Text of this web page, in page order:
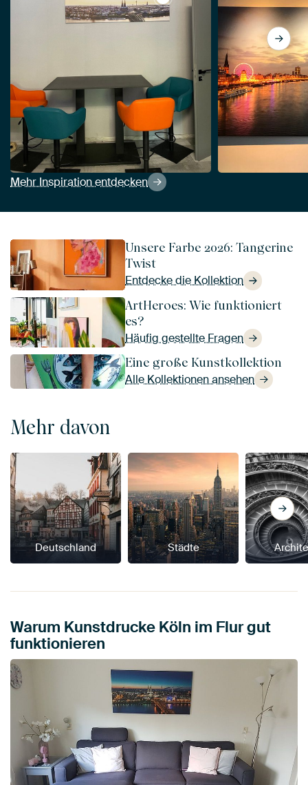
Mehr Inspiration entdecken
View Kölns Skyline an einem
Unsere Farbe 2026: Tangerine
Twist
Entdecke die Kollektion
ArtHeroes: Wie funktioniert
es?
Häufig gestellte Fragen
Eine große Kunstkollektion
Alle Kollektionen ansehen
Mehr davon
Deutschland Städte
Warum Kunstdrucke Köln im Flur gut
funktionieren